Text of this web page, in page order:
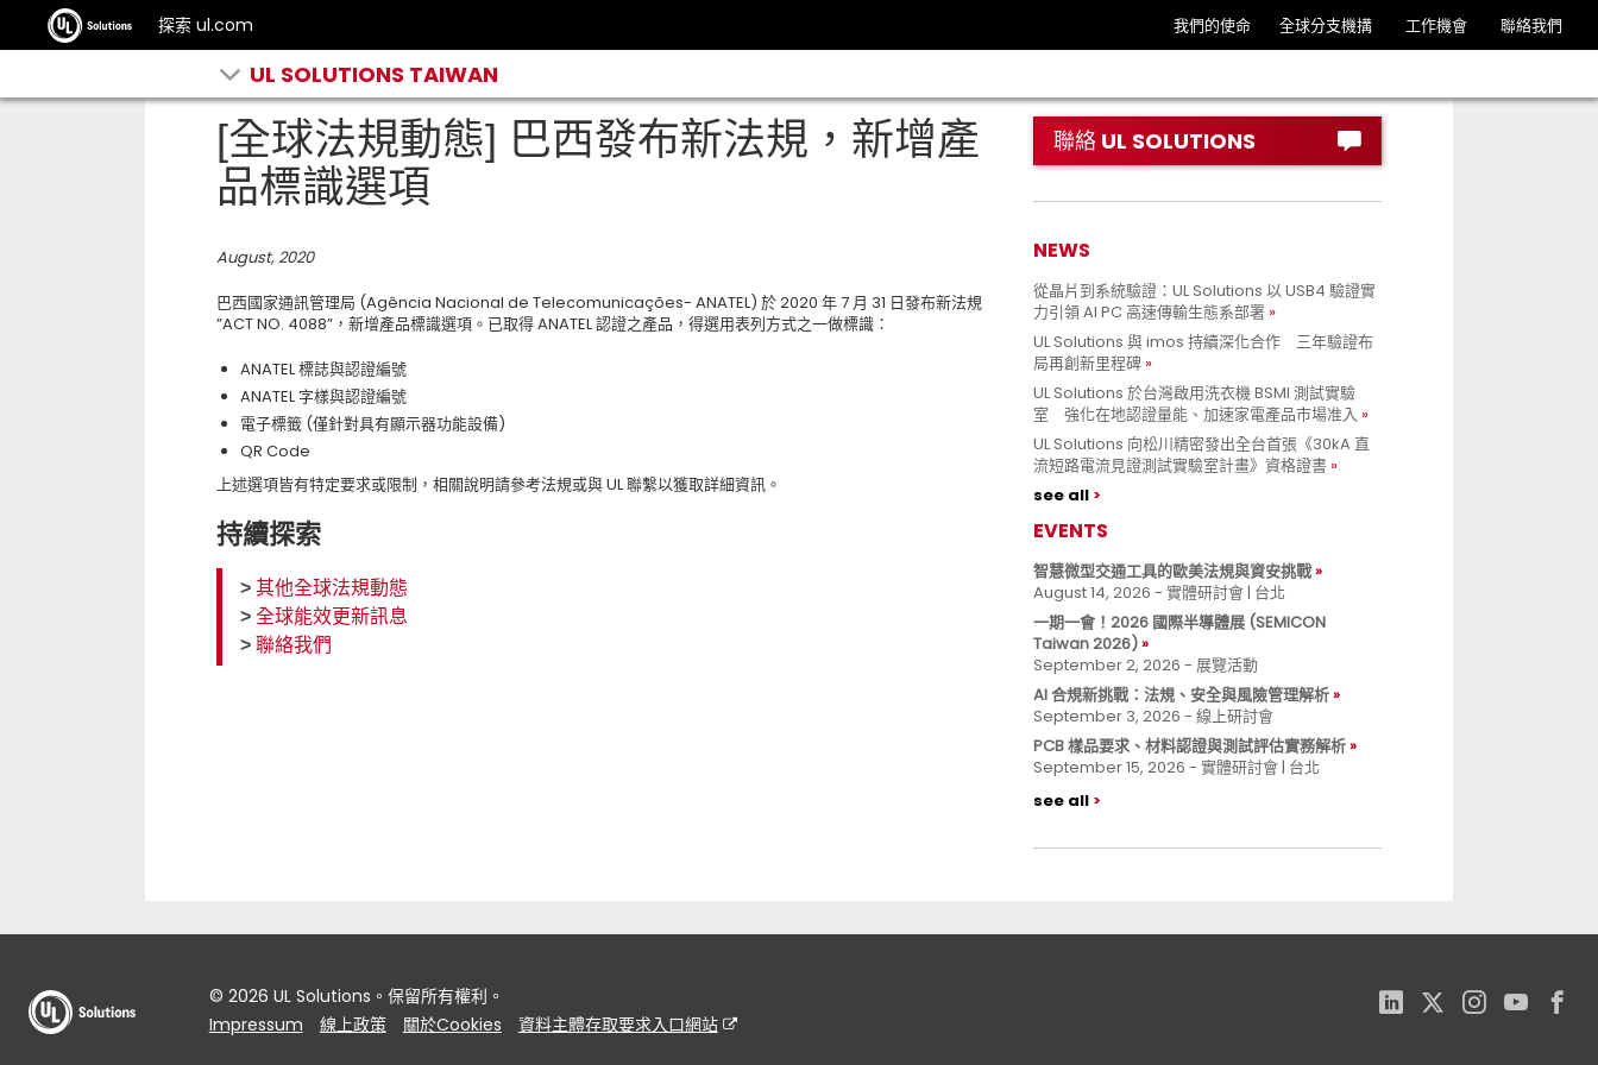
探索 ul.com 我們的使命 全球分支機搆 工作機會 聯絡我們
UL SOLUTIONS TAIWAN
[全球法規動態] 巴西發布新法規，新增產
品標識選項
August, 2020
巴西國家通訊管理局 (Agência Nacional de Telecomunicações- ANATEL) 於 2020 年 7 月 31 日發布新法規
”ACT NO. 4088”，新增產品標識選項。已取得 ANATEL 認證之產品，得選用表列方式之一做標識：
ANATEL 標誌與認證編號
ANATEL 字樣與認證編號
電子標籤 (僅針對具有顯示器功能設備)
QR Code
上述選項皆有特定要求或限制，相關說明請參考法規或與 UL 聯繫以獲取詳細資訊。
持續探索
> 其他全球法規動態
> 全球能效更新訊息
> 聯絡我們
聯絡 UL SOLUTIONS
NEWS
從晶片到系統驗證：UL Solutions 以 USB4 驗證實
力引領 AI PC 高速傳輸生態系部署
UL Solutions 與 imos 持續深化合作 三年驗證布
局再創新里程碑
UL Solutions 於台灣啟用洗衣機 BSMI 測試實驗
室 強化在地認證量能、加速家電產品市場准入
UL Solutions 向松川精密發出全台首張《30kA 直
流短路電流見證測試實驗室計畫》資格證書
see all
EVENTS
智慧微型交通工具的歐美法規與資安挑戰
August 14, 2026 - 實體研討會 | 台北
一期一會！2026 國際半導體展 (SEMICON
Taiwan 2026)
September 2, 2026 - 展覽活動
AI 合規新挑戰：法規、安全與風險管理解析
September 3, 2026 - 線上研討會
PCB 樣品要求、材料認證與測試評估實務解析
September 15, 2026 - 實體研討會 | 台北
see all
© 2026 UL Solutions。保留所有權利。
Impressum
線上政策 關於Cookies 資料主體存取要求入口網站